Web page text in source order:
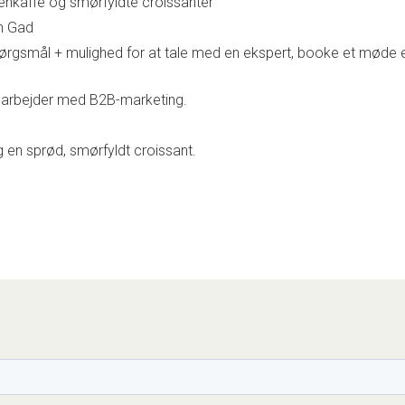
Gad
+ mulighed for at tale med en ekspert, booke et møde
med B2B-marketing.
sprød, smørfyldt croissant.